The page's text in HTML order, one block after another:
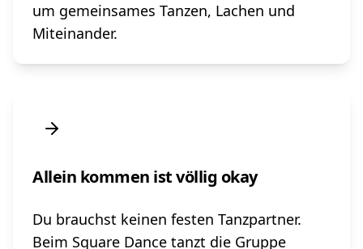
um gemeinsames Tanzen, Lachen und
Miteinander.
Allein kommen ist völlig okay
Du brauchst keinen festen Tanzpartner.
Beim Square Dance tanzt die Gruppe